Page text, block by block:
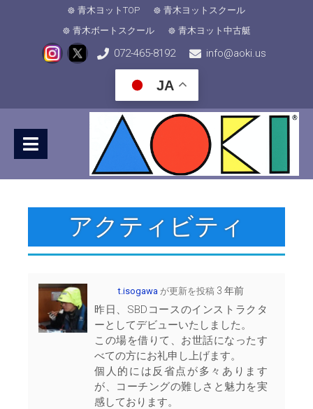
青木ヨットTOP
青木ヨットスクール
青木ボートスクール
青木ヨット中古艇
072-465-8192 info@aoki.us
JA
アクティビティ
t.isogawa が更新を投稿 3 年前
昨日、SBDコースのインストラクタ
ーとしてデビューいたしました。
この場を借りて、お世話になったす
べての方にお礼申し上げます。
個人的には反省点が多々あります
が、コーチングの難しさと魅力を実
感しております。